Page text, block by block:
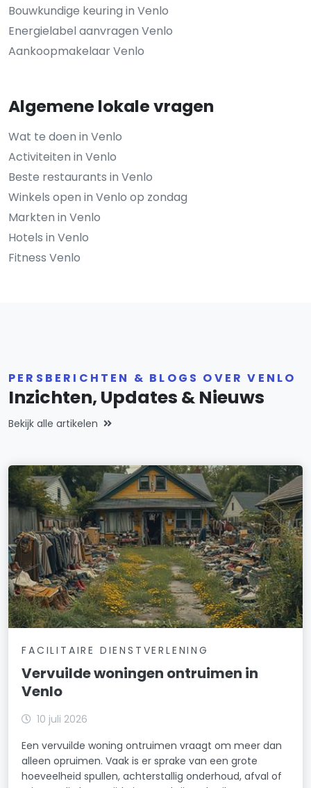
Bouwkundige keuring in Venlo
Energielabel aanvragen Venlo
Aankoopmakelaar Venlo
Algemene lokale vragen
Wat te doen in Venlo
Activiteiten in Venlo
Beste restaurants in Venlo
Winkels open in Venlo op zondag
Markten in Venlo
Hotels in Venlo
Fitness Venlo
PERSBERICHTEN & BLOGS OVER VENLO
Inzichten, Updates & Nieuws
Bekijk alle artikelen
FACILITAIRE DIENSTVERLENING
Vervuilde woningen ontruimen in
Venlo
10 juli 2026
Een vervuilde woning ontruimen vraagt om meer dan
alleen opruimen. Vaak is er sprake van een grote
hoeveelheid spullen, achterstallig onderhoud, afval of